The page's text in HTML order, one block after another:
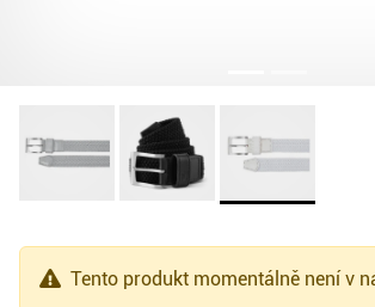
Tento produkt momentálně není v